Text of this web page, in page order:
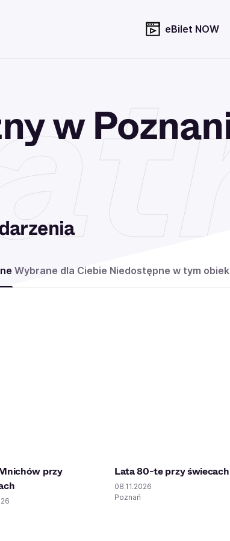
eBilet NOW
w
Wybrane dla Ciebie Niedostępne w tym
przy
Lata 80-te przy świecach
08.11.2026
Poznań